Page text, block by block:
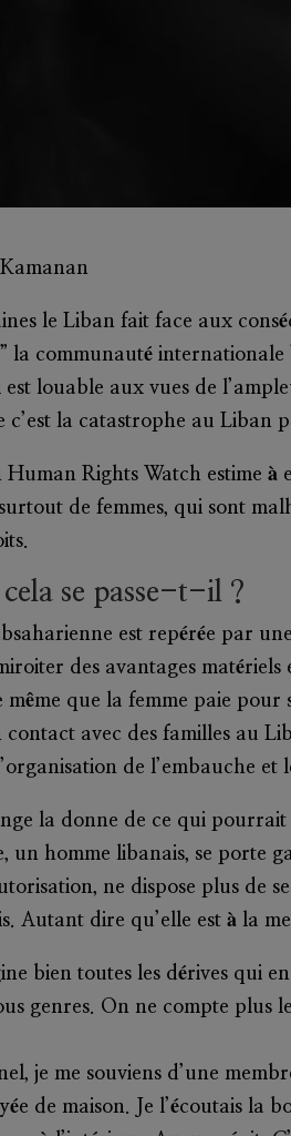
le Liban fait face aux
la communauté internationale
est louable aux vues de
c’est la catastrophe au Liban
Human Rights Watch estime
de femmes, qui sont
se passe-t-il ?
est repérée par
des avantages
que la femme paie pour
avec des familles au
de l’embauche et
la donne de ce qui pourrait
un homme libanais, se porte
ne dispose plus de
Autant dire qu’elle est à la
bien toutes les dérives qui
genres. On ne compte plus
je me souviens d’une
de maison. Je l’écoutais la